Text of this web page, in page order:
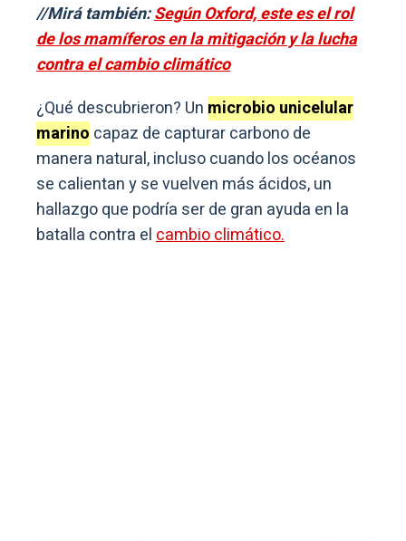
//Mirá también:Según Oxford, este es el rol
de los mamíferos en la mitigación y la lucha
contra el cambio climático
¿Qué descubrieron? Un microbio unicelular
marino capaz de capturar carbono de
manera natural, incluso cuando los océanos
se calientan y se vuelven más ácidos, un
hallazgo que podría ser de gran ayuda en la
batalla contra elcambio climático.